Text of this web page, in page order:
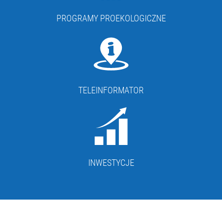
PROGRAMY PROEKOLOGICZNE
TELEINFORMATOR
INWESTYCJE